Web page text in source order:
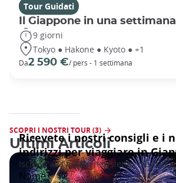
Tour Guidati
Il Giappone in una settimana
9 giorni
Tokyo ● Hakone ● Kyoto ● +1
Da2 590 €/ pers - 1 settimana
SCOPRI I NOSTRI TOUR (3)
Ultimi Articoli